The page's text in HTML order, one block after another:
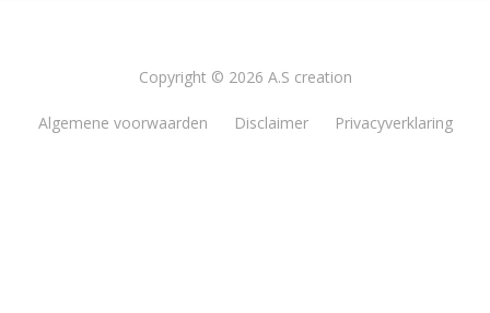
Copyright © 2026 A.S creation
Algemene voorwaarden Disclaimer Privacyverklaring